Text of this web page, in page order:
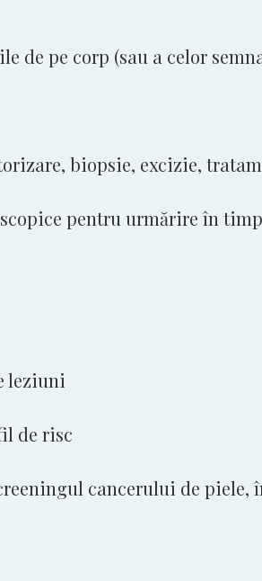
pe corp (sau a celor
biopsie, excizie,
pentru urmărire în
leziuni
de risc
cancerului de piele,